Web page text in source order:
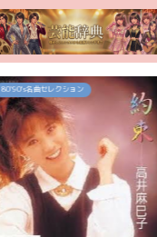
80`90's名曲セレクション